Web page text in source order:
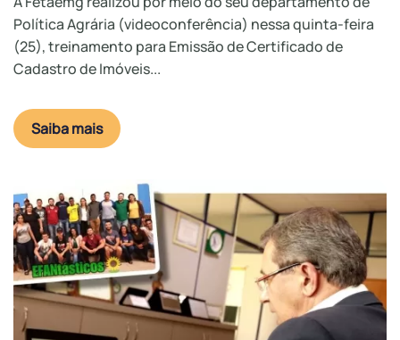
Política Agrária (videoconferência) nessa quinta-feira
(25), treinamento para Emissão de Certificado de
Cadastro de Imóveis...
Saiba mais